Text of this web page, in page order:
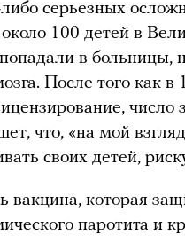
серьезных
100 детей в
в больницы,
После того как
число
что, «на мой
своих детей,
вакцина, которая
паротита и